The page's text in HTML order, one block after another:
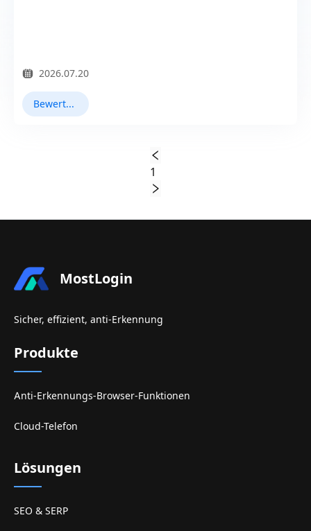
2026.07.20
Bewertungen
1
MostLogin
Sicher, effizient, anti-Erkennung
Produkte
Anti-Erkennungs-Browser-Funktionen
Cloud-Telefon
Lösungen
SEO & SERP